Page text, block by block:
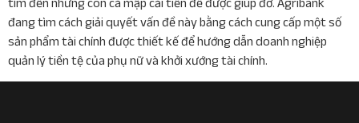
đang tìm cách giải quyết vấn đề này bằng cách cung cấp một số
sản phẩm tài chính được thiết kế để hướng dẫn doanh nghiệp
quản lý tiền tệ của phụ nữ và khởi xướng tài chính.